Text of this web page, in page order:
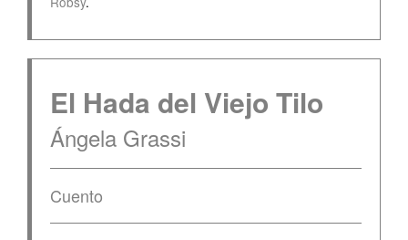
El Hada del Viejo Tilo
Ángela Grassi
Cuento